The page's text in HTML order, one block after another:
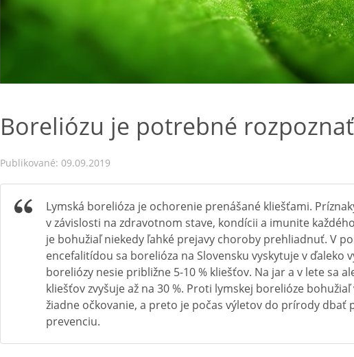
Boreliózu je potrebné
Publikované: 09.09.2019
Lymská borelióza je ochorenie prenášané kliešťami.
v závislosti na zdravotnom stave, kondícii a imunite
je bohužiaľ niekedy ľahké prejavy choroby prehliadnuť. V
encefalitídou sa borelióza na Slovensku vyskytuje v ďaleko
boreliózy nesie približne 5-10 % kliešťov. Na jar a v lete sa
kliešťov zvyšuje až na 30 %. Proti lymskej borelióze
žiadne očkovanie, a preto je počas výletov do prírody dbať
prevenciu.